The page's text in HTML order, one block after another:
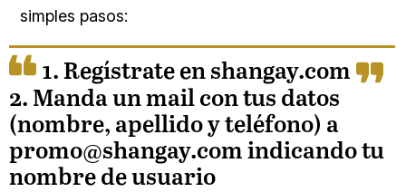
simples pasos:
1. Regístrate en shangay.com
2. Manda un mail con tus datos
(nombre, apellido y teléfono) a
promo@shangay.com indicando tu
nombre de usuario